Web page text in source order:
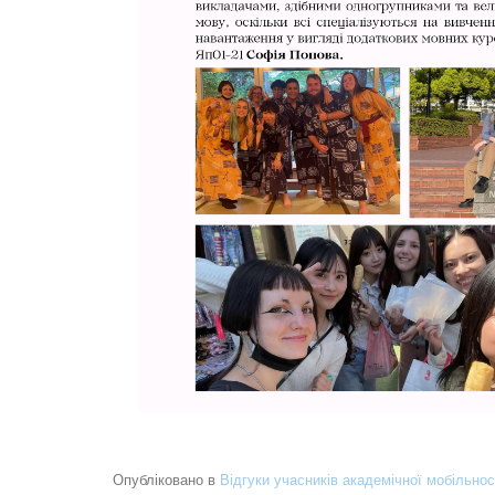
Опубліковано в Відгуки учасників академічної